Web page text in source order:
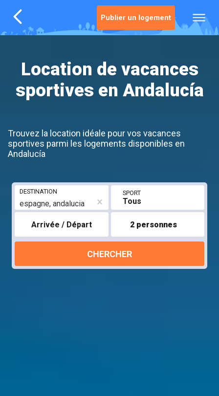
Location de vacances
sportives en Andalucía
Trouvez la location idéale pour vos vacances
sportives parmi les logements disponibles en
Andalucía
DESTINATION SPORT
Tous
Arrivée / Départ 2 personnes
CHERCHER
Publier un logement